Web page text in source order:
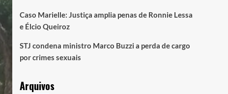
Caso Marielle: Justiça amplia penas de Ronnie Lessa
e Élcio Queiroz
STJ condena ministro Marco Buzzi a perda de cargo
por crimes sexuais
Arquivos